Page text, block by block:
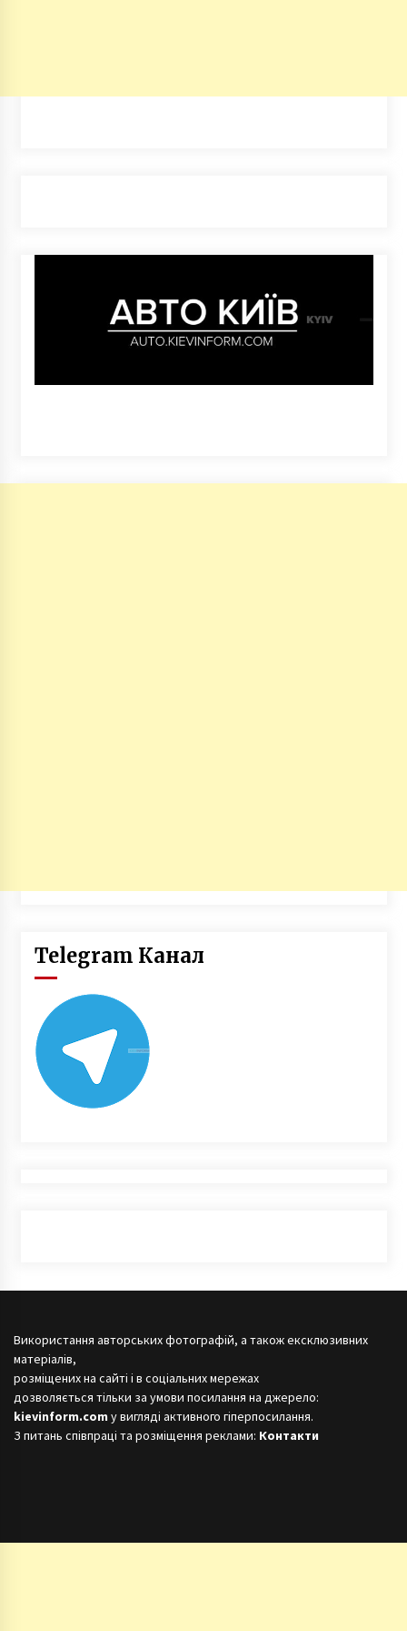
Telegram Канал
Використання авторських фотографій, а також ексклюзивних
матеріалів,
розміщених на сайті і в соціальних мережах
дозволяється тільки за умови посилання на джерело:
kievinform.com у вигляді активного гіперпосилання.
З питань співпраці та розміщення реклами: Контакти